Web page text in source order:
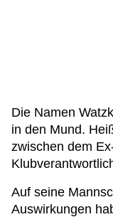
Die Namen
in den Mund.
zwischen dem
Auf seine
Auswirkungen